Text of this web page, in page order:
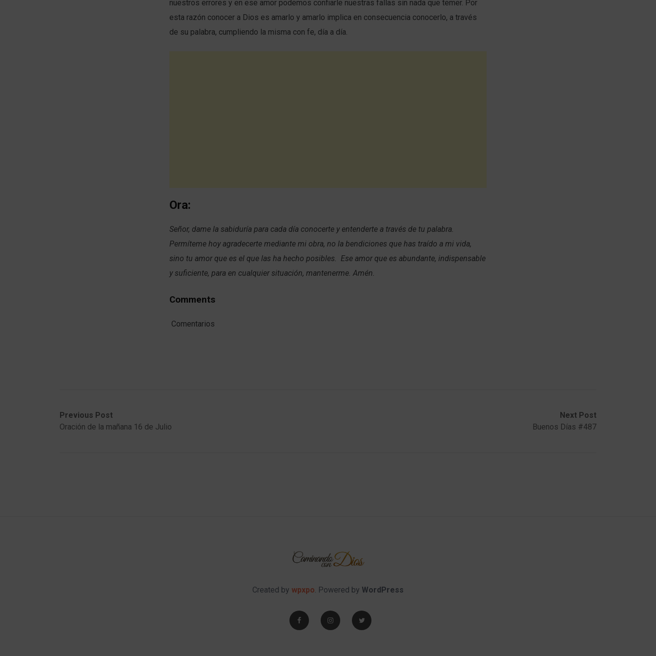
nuestros errores y en ese amor podemos confiarle nuestras fallas sin nada que temer. Por
esta razón conocer a Dios es amarlo y amarlo implica en consecuencia conocerlo, a través
de su palabra, cumpliendo la misma con fe, día a día.
Ora:
Señor, dame la sabiduría para cada día conocerte y entenderte a través de tu palabra.
Permíteme hoy agradecerte mediante mi obra, no la bendiciones que has traído a mi vida,
sino tu amor que es el que las ha hecho posibles. Ese amor que es abundante, indispensable
y suficiente, para en cualquier situación, mantenerme. Amén.
Comments
Comentarios
Previous Post
Oración de la mañana 16 de Julio
Next Post
Buenos Días #487
Created by wpxpo. Powered by WordPress